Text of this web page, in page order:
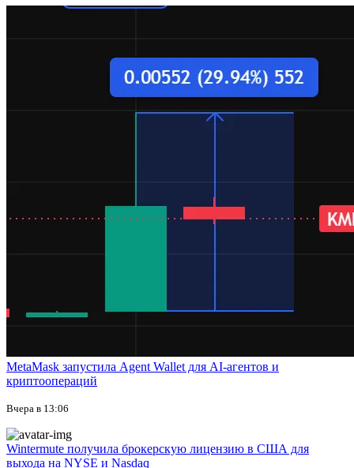
MetaMask запустила Agent Wallet для AI-агентов и
криптоопераций
Вчера в 13:06
Wintermute получила брокерскую лицензию в США для
выхода на NYSE и Nasdaq